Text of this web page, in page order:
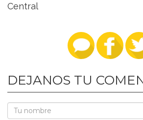
Central
DEJANOS TU